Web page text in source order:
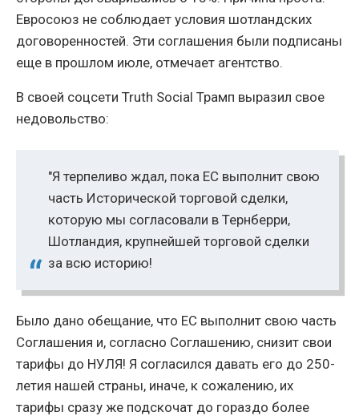
Евросоюз не соблюдает условия шотландских
договоренностей. Эти соглашения были подписаны
еще в прошлом июле, отмечает агентство.
В своей соцсети Truth Social Трамп выразил свое
недовольство:
"Я терпеливо ждал, пока ЕС выполнит свою
часть Исторической торговой сделки,
которую мы согласовали в Тернберри,
Шотландия, крупнейшей торговой сделки
за всю историю!
Было дано обещание, что ЕС выполнит свою часть
Соглашения и, согласно Соглашению, снизит свои
тарифы до НУЛЯ! Я согласился давать его до 250-
летия нашей страны, иначе, к сожалению, их
тарифы сразу же подскочат до гораздо более